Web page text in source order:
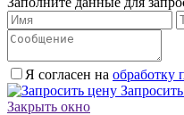
Я согласен на обработку
Закрыть окно